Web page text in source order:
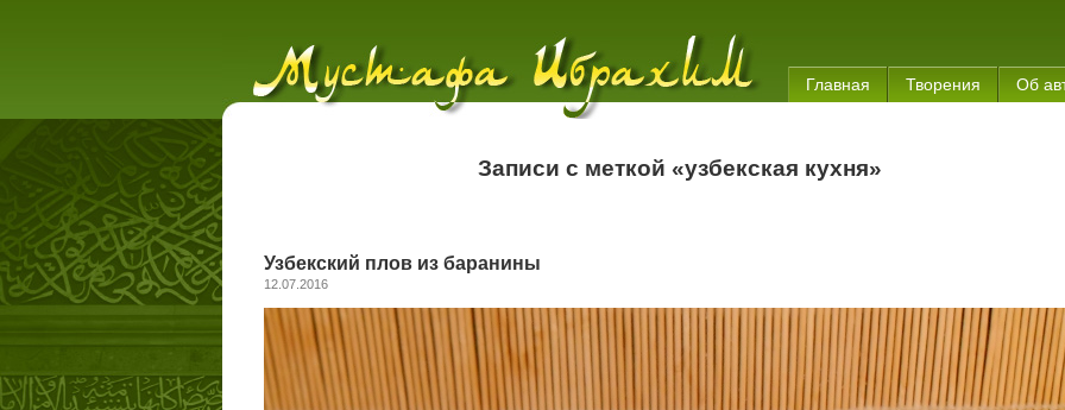
Главная Творения Об
Записи с меткой «узбекская кухня»
Узбекский плов из баранины
12.07.2016